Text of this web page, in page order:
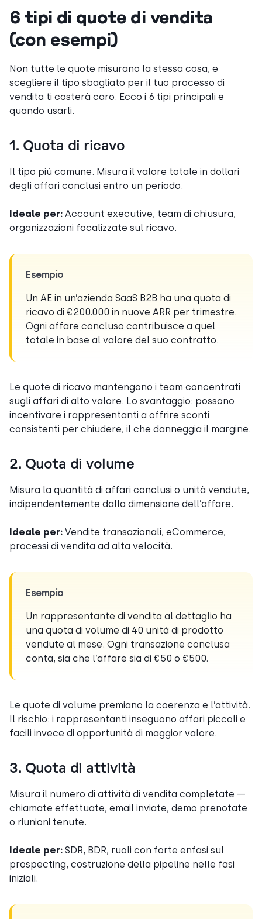
6 tipi di quote di vendita
(con esempi)
Non tutte le quote misurano la stessa cosa, e
scegliere il tipo sbagliato per il tuo processo di
vendita ti costerà caro. Ecco i 6 tipi principali e
quando usarli.
1. Quota di ricavo
Il tipo più comune. Misura il valore totale in dollari
degli affari conclusi entro un periodo.
Ideale per: Account executive, team di chiusura,
organizzazioni focalizzate sul ricavo.
Esempio
Un AE in un’azienda SaaS B2B ha una quota di
ricavo di €200.000 in nuove ARR per trimestre.
Ogni affare concluso contribuisce a quel
totale in base al valore del suo contratto.
Le quote di ricavo mantengono i team concentrati
sugli affari di alto valore. Lo svantaggio: possono
incentivare i rappresentanti a offrire sconti
consistenti per chiudere, il che danneggia il margine.
2. Quota di volume
Misura la quantità di affari conclusi o unità vendute,
indipendentemente dalla dimensione dell’affare.
Ideale per: Vendite transazionali, eCommerce,
processi di vendita ad alta velocità.
Esempio
Un rappresentante di vendita al dettaglio ha
una quota di volume di 40 unità di prodotto
vendute al mese. Ogni transazione conclusa
conta, sia che l’affare sia di €50 o €500.
Le quote di volume premiano la coerenza e l’attività.
Il rischio: i rappresentanti inseguono affari piccoli e
facili invece di opportunità di maggior valore.
3. Quota di attività
Misura il numero di attività di vendita completate —
chiamate effettuate, email inviate, demo prenotate
o riunioni tenute.
Ideale per: SDR, BDR, ruoli con forte enfasi sul
prospecting, costruzione della pipeline nelle fasi
iniziali.